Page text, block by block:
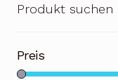
Produkt suchen
Preis